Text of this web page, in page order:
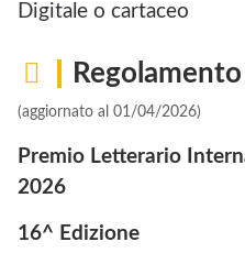
Digitale o cartaceo
Regolamento
(aggiornato al 01/04/2026)
Premio Letterario
2026
16^ Edizione